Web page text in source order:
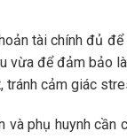
tài chính đủ
vừa để đảm bảo
cảm giác
và phụ huynh cần